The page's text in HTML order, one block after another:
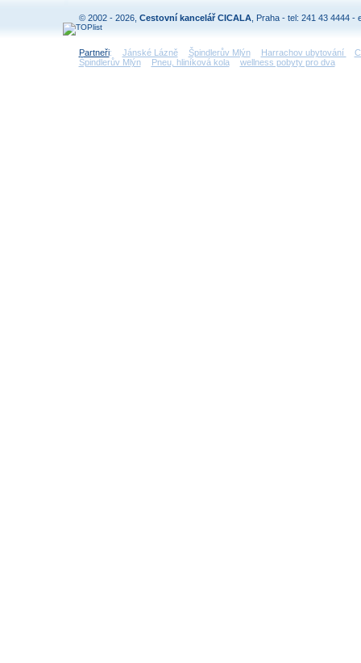
© 2002 - 2026, Cestovní kancelář CICALA , Praha - tel: 241 43 4444 -
Partneři: Jánské Lázně Špindlerův Mlýn Harrachov ubytování
Špindlerův Mlýn
Pneu, hliníková kola wellness pobyty pro dva